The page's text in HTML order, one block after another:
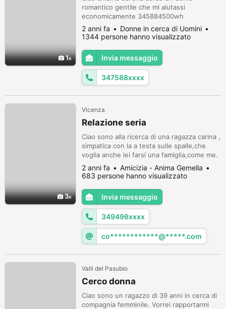
1
romantico gentile che mi aiutassi
economicamente 345884500wh
2 anni fa
Donne in cerca di Uomini
1344 persone hanno visualizzato
Invia messaggio
347588xxxx
3
Vicenza
Relazione seria
Ciao sono alla ricerca di una ragazza carina ,
simpatica con la a testa sulle spalle,che
voglia anche lei farsi una famiglia,come me.
Sono un ragazzo di 40 anni sportivo ,mi
piace la montagna,ma amo anche il mare e il
lago ,mi rilassano.Se cerchi le stesse cose
contattami
2 anni fa
Amicizia - Anima Gemella
683 persone hanno visualizzato
Invia messaggio
349496xxxx
co************@*****.com
Valli del Pasubio
Cerco donna
Ciao sono un ragazzo di 39 anni in cerca di
compagnia femminile. Vorrei rapportarmi